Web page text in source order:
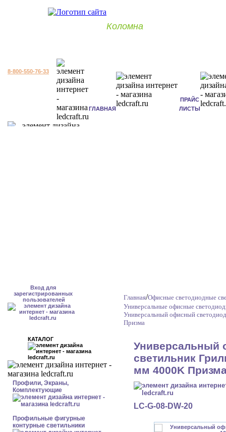
Коломна
8-800-550-76-33
ГЛАВНАЯ
ПРАЙС
ЛИСТЫ
Вход для
зарегистрированных
пользователей
КАТАЛОГ
Профили, Экраны,
Комплектующие
Профильные фигурные
контурные светильники
Главная/Офисные светодиодные
Универсальные офисные
Универсальный офисный
Призма
Универсальный
светильник
мм 4000K
LC-G-08-DW-20